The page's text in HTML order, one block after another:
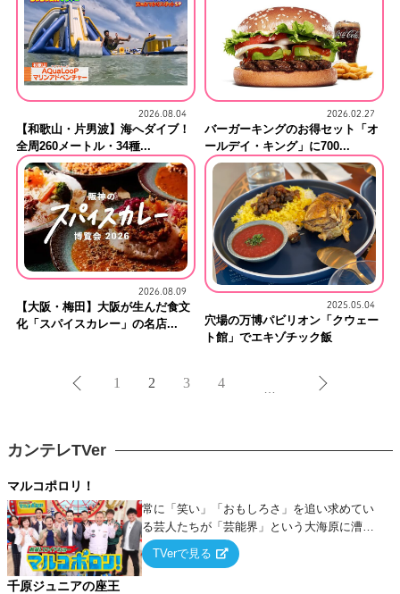
2026.08.04
【和歌山・片男波】海へダイブ！
全周260メートル・34種...
2026.02.27
バーガーキングのお得セット「オ
ールデイ・キング」に700...
2026.08.09
【大阪・梅田】大阪が生んだ食文
化「スパイスカレー」の名店...
2025.05.04
穴場の万博パビリオン「クウェー
ト館」でエキゾチック飯
1 2 3 4 …
カンテレTVer
マルコポロリ！
常に「笑い」「おもしろさ」を追い求めてい
る芸人たちが「芸能界」という大海原に漕ぎ
出でて、新たなオモシロ人間を発掘する！
TVerで見る
千原ジュニアの座王